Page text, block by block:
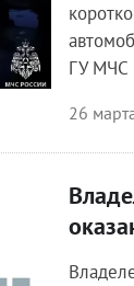
ГУ МЧС
26